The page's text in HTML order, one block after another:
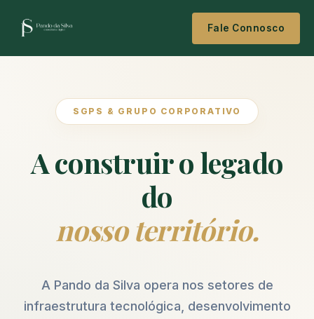
Fale Connosco
SGPS & GRUPO CORPORATIVO
A construir o legado
do
nosso território.
A Pando da Silva opera nos setores de
infraestrutura tecnológica, desenvolvimento